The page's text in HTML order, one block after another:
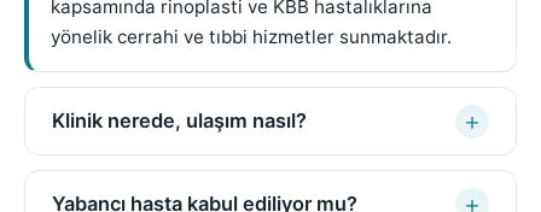
kapsamında rinoplasti ve KBB hastalıklarına
yönelik cerrahi ve tıbbi hizmetler sunmaktadır.
Klinik nerede, ulaşım nasıl?
Yabancı hasta kabul ediliyor mu?